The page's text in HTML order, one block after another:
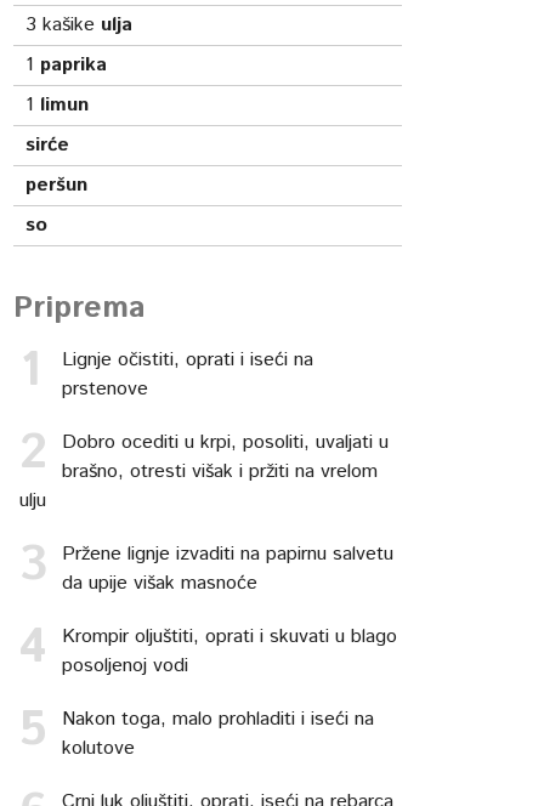
3 kašike ulja
1 paprika
1 limun
sirće
peršun
so
Priprema
Lignje očistiti, oprati i iseći na
prstenove
Dobro ocediti u krpi, posoliti, uvaljati u
brašno, otresti višak i pržiti na vrelom
ulju
Pržene lignje izvaditi na papirnu salvetu
da upije višak masnoće
Krompir oljuštiti, oprati i skuvati u blago
posoljenoj vodi
Nakon toga, malo prohladiti i iseći na
kolutove